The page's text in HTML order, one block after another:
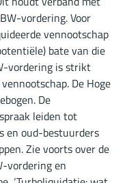
vordering. Voor
vennootschap
bate van die
vordering is strikt
De Hoge
De
leiden tot
en oud-bestuurders
Zie voorts over de
vordering en